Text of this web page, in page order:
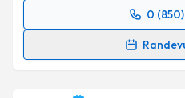
0 (850)
Randevu Takvimi